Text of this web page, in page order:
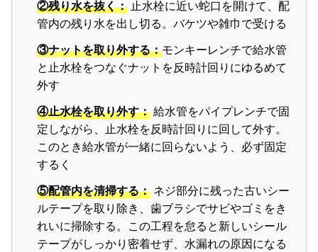
②残り水を抜く：止水栓に近い蛇口を開けて、配
管内の残り水を出し切る。バケツや雑巾で受ける
③ナットを取り外する：モンキーレンチで給水管
と止水栓をつなぐナットを反時計回りにゆるめて
外す
④止水栓を取り外す：給水管をパイプレンチで固
定しながら、止水栓を反時計回りに回して外す。
このとき給水管が一緒に回らないよう、必ず固定
するく
⑤配管内を清掃する： ネジ部分に残った古いシー
ルテープを取り除き、歯ブラシでサビやゴミをき
れいに掃除する。この工程を怠ると新しいシール
テープがしっかり密着せず、水漏れの原因になる